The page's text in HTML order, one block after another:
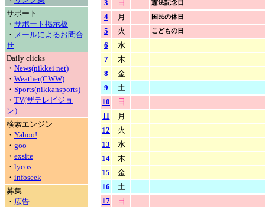
サポート
・ サポート掲示板
・ メールによるお問合
せ
Daily clicks
・ News(nikkei net)
・ Weather(CWW)
・ Sports(nikkansports)
・ TV(ザテレビジョ
ン）
検索エンジン
・ Yahoo!
・ goo
・ exsite
・ lycos
・ infoseek
募集
・ 広告
3
日 憲法記念日
4 月 国民の休日
5 火 こどもの日
6
水
7
木
8
金
9
土
10
日
11
月
12
火
13
水
14
木
15
金
16
土
17
日